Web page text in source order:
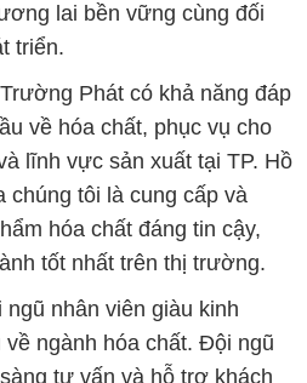
lai bền vững cùng đối
triển.
Phát có khả năng đáp
về hóa chất, phục vụ cho
lĩnh vực sản xuất tại TP. Hồ
chúng tôi là cung cấp và
hóa chất đáng tin cậy,
tốt nhất trên thị trường.
nhân viên giàu kinh
ngành hóa chất. Đội ngũ
tư vấn và hỗ trợ khách